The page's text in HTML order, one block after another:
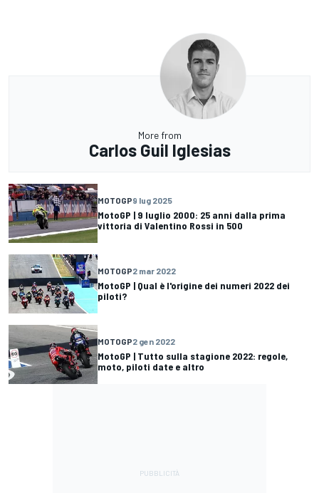
More from
Carlos Guil Iglesias
MOTOGP9 lug 2025
MotoGP | 9 luglio 2000: 25 anni dalla prima
vittoria di Valentino Rossi in 500
MOTOGP2 mar 2022
MotoGP | Qual è l'origine dei numeri 2022 dei
piloti?
MOTOGP2 gen 2022
MotoGP | Tutto sulla stagione 2022: regole,
moto, piloti date e altro